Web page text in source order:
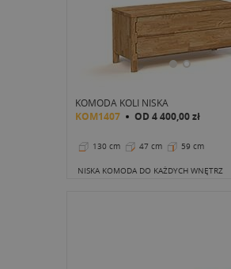
KOMODA KOLI NISKA
KOM1407 OD 4 400,00 zł
130 cm 47 cm 59 cm
NISKA KOMODA DO KAŻDYCH WNĘTRZ